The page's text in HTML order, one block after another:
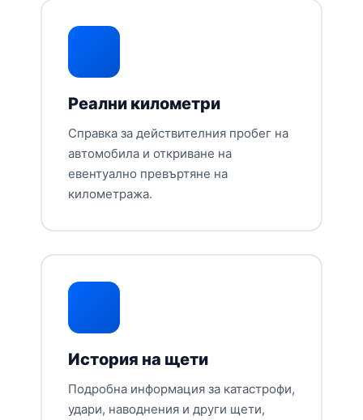
Реални километри
Справка за действителния пробег на
автомобила и откриване на
евентуално превъртяне на
километража.
История на щети
Подробна информация за катастрофи,
удари, наводнения и други щети,